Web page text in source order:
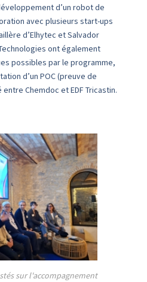
d’un robot de
avec plusieurs start-ups
d’Elhytec et Salvador
ont également
possibles par le programme,
d’un POC (preuve de
Chemdoc et EDF Tricastin.
sur l'accompagnement